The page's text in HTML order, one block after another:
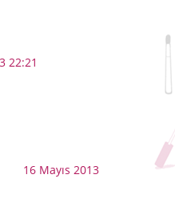
22:21
16 Mayıs 2013